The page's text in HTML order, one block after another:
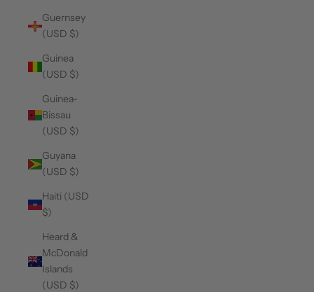
Guernsey
(USD $)
Guinea
(USD $)
Guinea-
Bissau
(USD $)
Guyana
(USD $)
Haiti (USD
$)
Heard &
McDonald
Islands
(USD $)